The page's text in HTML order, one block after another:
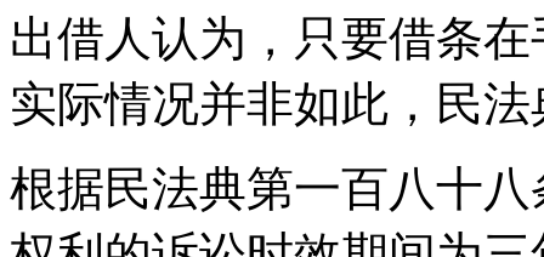
出借人认为，只要借条
实际情况并非如此，民
根据民法典第一百八十